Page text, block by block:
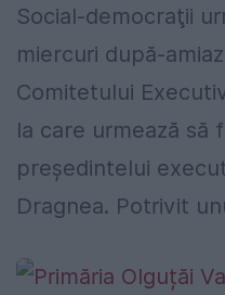
Social-democraţii
miercuri după-
Comitetului
la care urmează să
preşedintelui
Dragnea. Potrivit